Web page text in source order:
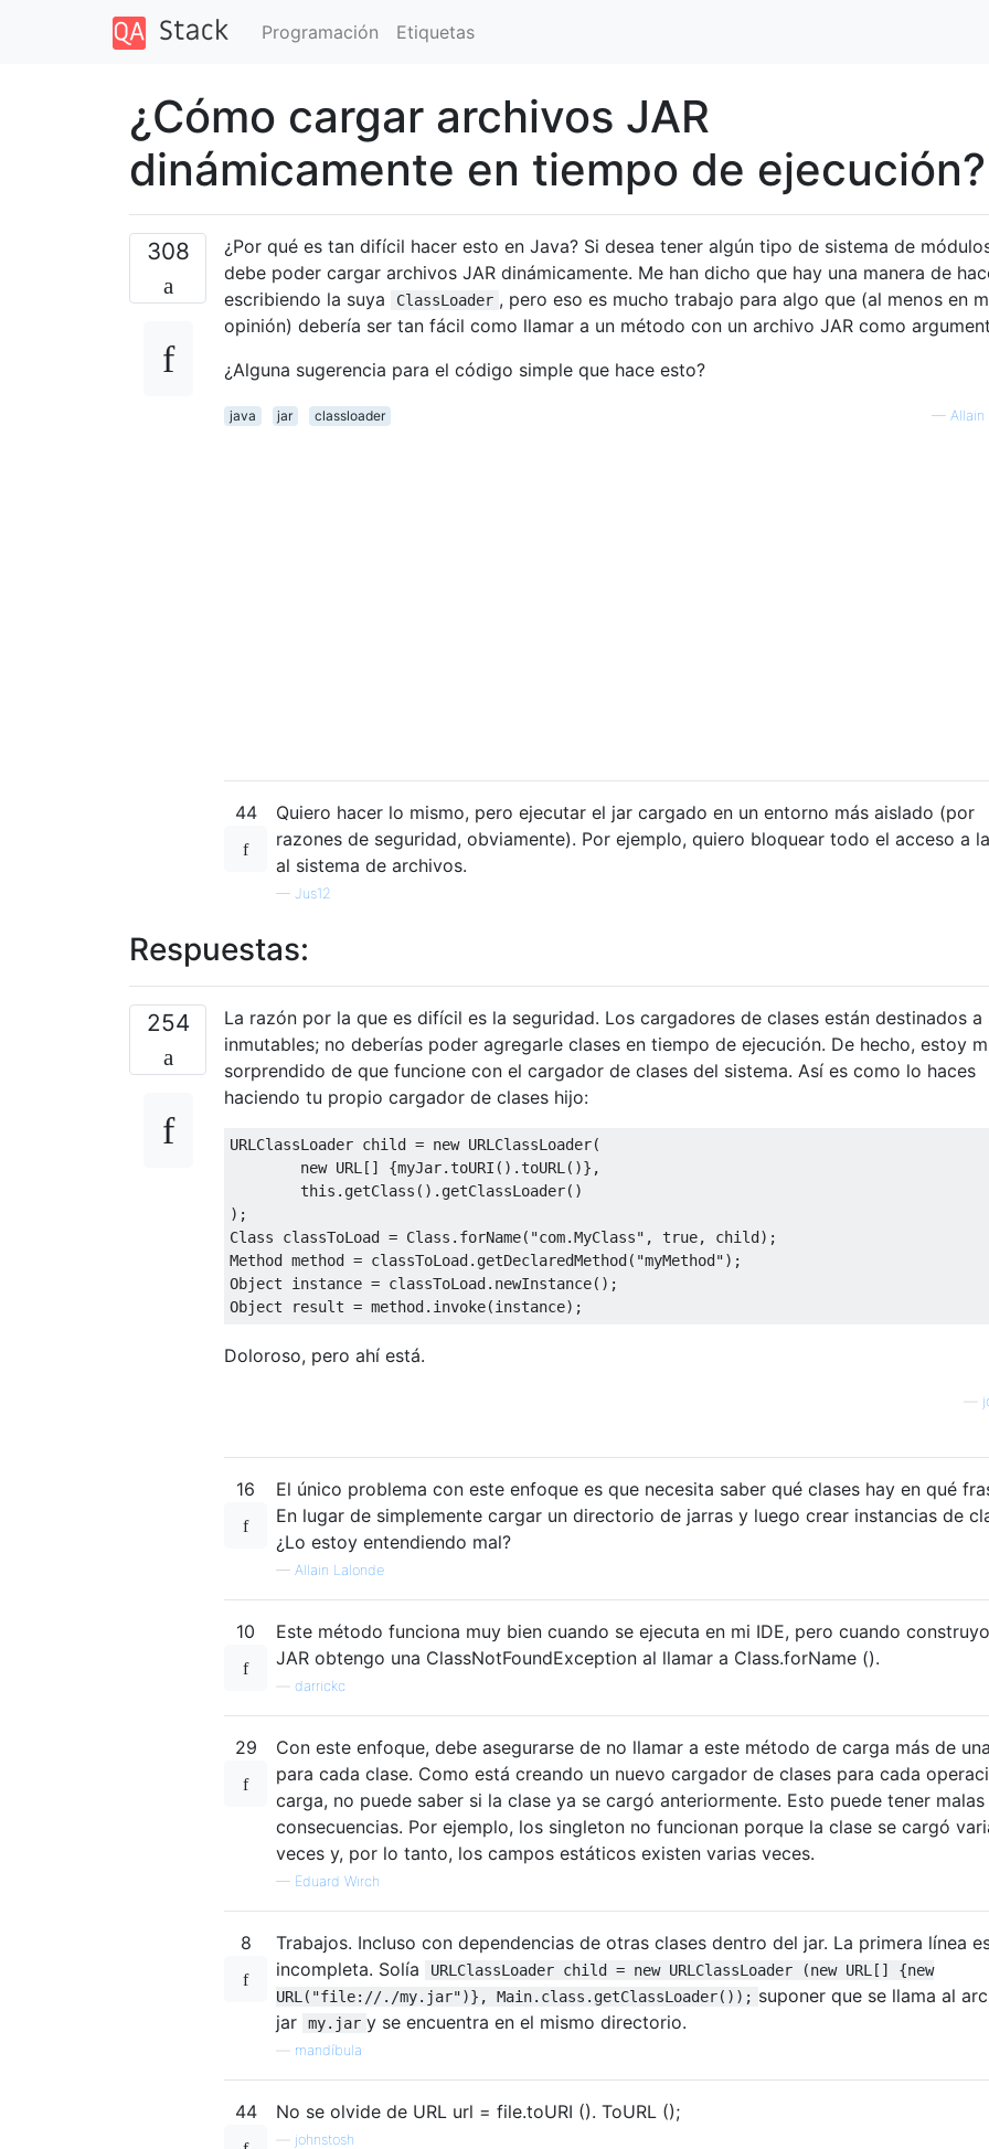
Programación Etiquetas
¿Cómo cargar archivos JAR
dinámicamente en tiempo de ejecución?
308
¿Por qué es tan difícil hacer esto en Java? Si desea tener algún tipo de sistema de
debe poder cargar archivos JAR dinámicamente. Me han dicho que hay una manera de
escribiendo la suya
ClassLoader , pero eso es mucho trabajo para algo que (al menos en
opinión) debería ser tan fácil como llamar a un método con un archivo JAR como
¿Alguna sugerencia para el código simple que hace esto?
java jar classloader — Allain
44
Quiero hacer lo mismo, pero ejecutar el jar cargado en un entorno más aislado (por
razones de seguridad, obviamente). Por ejemplo, quiero bloquear todo el acceso a
al sistema de archivos.
— Jus12
Respuestas:
254
La razón por la que es difícil es la seguridad. Los cargadores de clases están destinados a
inmutables; no deberías poder agregarle clases en tiempo de ejecución. De hecho, estoy
sorprendido de que funcione con el cargador de clases del sistema. Así es como lo haces
haciendo tu propio cargador de clases hijo:
URLClassLoader child = new URLClassLoader(
new URL [] {myJar.toURI ().toURL ()},
this . getClass (). getClassLoader()
);
Class classToLoad = Class . forName( "com.MyClass" , true, child);
Method method = classToLoad. getDeclaredMethod( "myMethod");
Object instance = classToLoad. newInstance();
Object result = method. invoke(instance);
Doloroso, pero ahí está.
16
El único problema con este enfoque es que necesita saber qué clases hay en qué
En lugar de simplemente cargar un directorio de jarras y luego crear instancias de
¿Lo estoy entendiendo mal?
— Allain Lalonde
10
Este método funciona muy bien cuando se ejecuta en mi IDE, pero cuando
JAR obtengo una ClassNotFoundException al llamar a Class.forName ().
darrickc
29
Con este enfoque, debe asegurarse de no llamar a este método de carga más de
para cada clase. Como está creando un nuevo cargador de clases para cada
carga, no puede saber si la clase ya se cargó anteriormente. Esto puede tener malas
consecuencias. Por ejemplo, los singleton no funcionan porque la clase se cargó
veces y, por lo tanto, los campos estáticos existen varias veces.
— Eduard Wirch
8
Trabajos. Incluso con dependencias de otras clases dentro del jar. La primera línea
incompleta. Solía
URLClassLoader child = new URLClassLoader (new URL[] {new
URL("file://./my.jar")}, Main.class.getClassLoader()); suponer que se llama al
jar
my.jar y se encuentra en el mismo directorio.
mandíbula
44 No se olvide de URL url = file.toURI (). ToURL ();
johnstosh